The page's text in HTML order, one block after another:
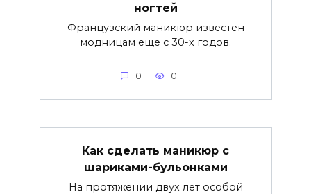
ногтей
Французский маникюр известен
модницам еще с 30-х годов.
0 0
Как сделать маникюр с
шариками-бульонками
На протяжении двух лет особой